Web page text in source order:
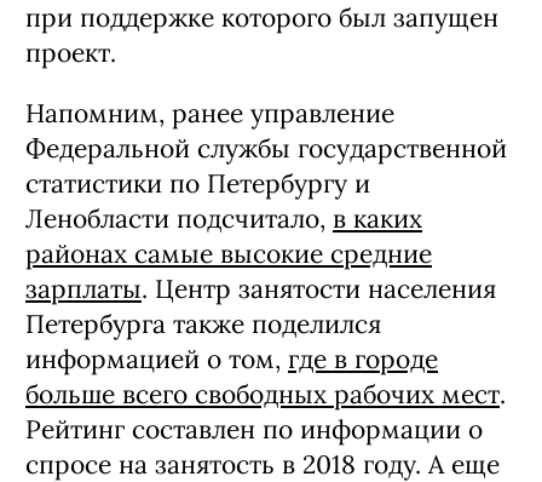
при поддержке которого был запущен
проект.
Напомним, ранее управление
Федеральной службы государственной
статистики по Петербургу и
Ленобласти подсчитало, в каких
районах самые высокие средние
зарплаты. Центр занятости населения
Петербурга также поделился
информацией о том, где в городе
больше всего свободных рабочих мест.
Рейтинг составлен по информации о
спросе на занятость в 2018 году. А еще